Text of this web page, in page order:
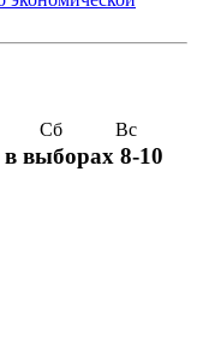
Сб Вс
выборах 8-10